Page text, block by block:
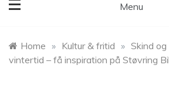
Menu
Home » Kultur & fritid » Skind
vintertid – få inspiration på Støvring